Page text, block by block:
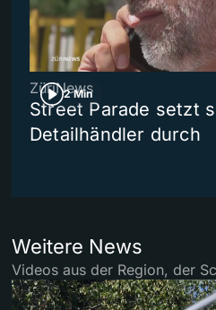
2 Min
ZüriNews
Street Parade setzt
Detailhändler durch
Weitere News
Videos aus der Region, der